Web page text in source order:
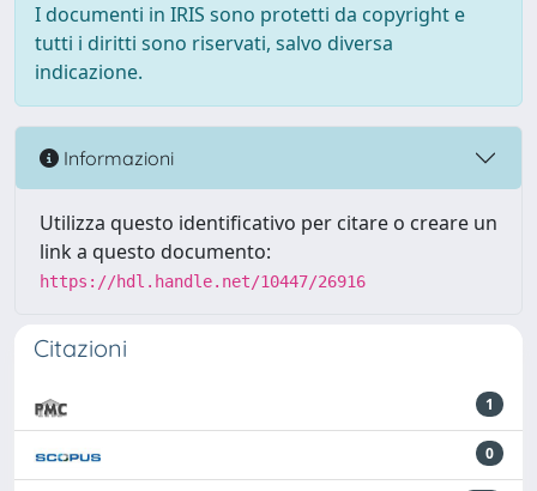
I documenti in IRIS sono protetti da copyright e
tutti i diritti sono riservati, salvo diversa
indicazione.
Informazioni
Utilizza questo identificativo per citare o creare un
link a questo documento:
https://hdl.handle.net/10447/26916
Citazioni
1
0